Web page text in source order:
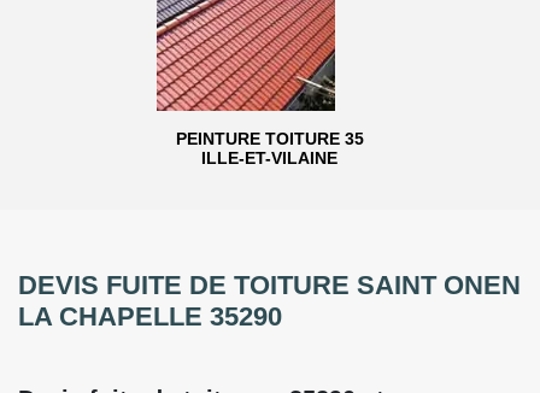
PEINTURE TOITURE 35
ILLE-ET-VILAINE
DEVIS FUITE DE TOITURE SAINT ONEN
LA CHAPELLE 35290